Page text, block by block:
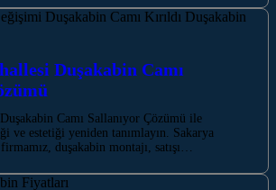
Duşakabin Camı
Camı Sallanıyor Çözümü ile
ve estetiği yeniden tanımlayın. Sakarya
duşakabin montajı, satışı…